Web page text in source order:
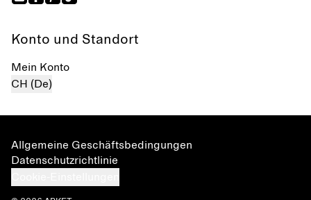
Konto und Standort
Mein Konto
CH (De)
Allgemeine Geschäftsbedingungen
Datenschutzrichtlinie